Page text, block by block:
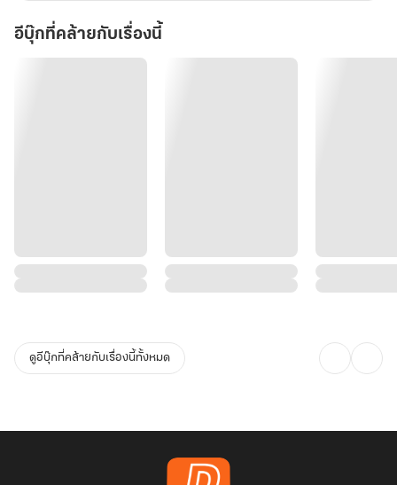
อีบุ๊กที่คล้ายกับเรื่องนี้
ดูอีบุ๊กที่คล้ายกับเรื่องนี้ทั้งหมด